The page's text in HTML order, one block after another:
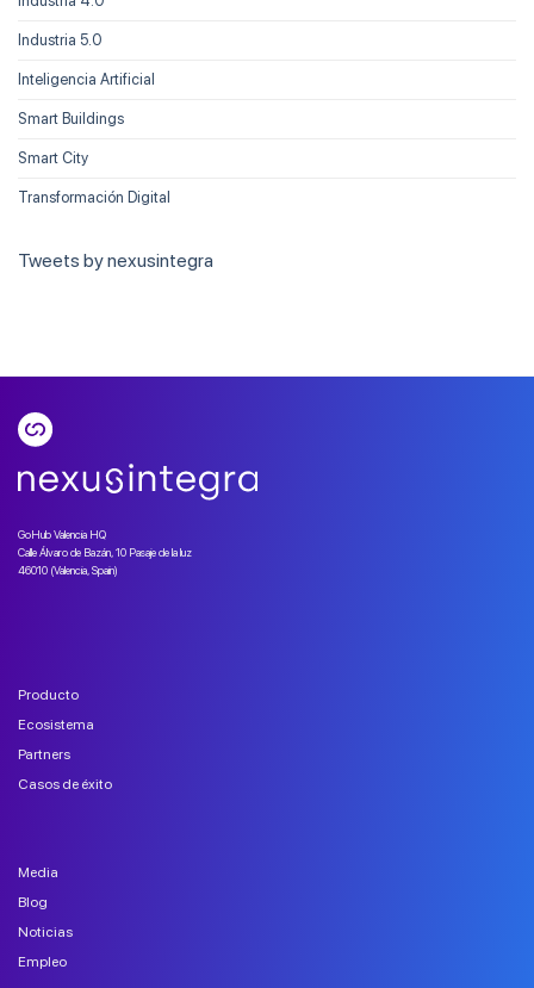
Industria 5.0
Inteligencia Artificial
Smart Buildings
Smart City
Transformación Digital
Tweets by nexusintegra
GoHub Valencia HQ
Calle Álvaro de Bazán, 10 Pasaje de la luz
46010 (Valencia, Spain)
Producto
Ecosistema
Partners
Casos de éxito
Media
Blog
Noticias
Empleo